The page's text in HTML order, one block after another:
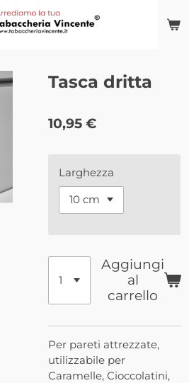
Tasca dritta
10,95 €
Larghezza
Aggiungi
al
carrello
Per pareti attrezzate,
utilizzabile per
Caramelle, Cioccolatini,